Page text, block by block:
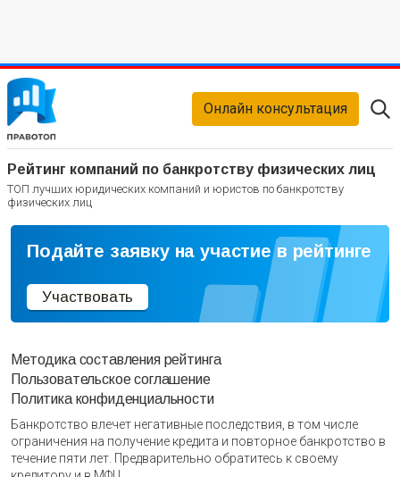
Рейтинг компаний по банкротству физических лиц
ТОП лучших юридических компаний и юристов по банкротству
физических лиц
Онлайн консультация
Подайте заявку на участие в рейтинге
Участвовать
Методика составления рейтинга
Пользовательское соглашение
Политика конфиденциальности
Банкротство влечет негативные последствия, в том числе
ограничения на получение кредита и повторное банкротство в
течение пяти лет. Предварительно обратитесь к своему